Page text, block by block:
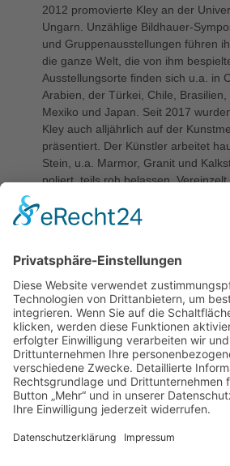
2012 promovierte Kley an der
Ungarn. Unzählige Bildhauer-
und Gruppenausstellungen führen
die ganze Welt, die von ihm
Ausstellungsorte finden sich u.a. in
Arabien, der Türkei, Chile, Brasilien,
Mexiko und Japan. Seit 2017
Kley auch alljährlich auf der
präsentiert. Der Künstler arbeitet
Stein, u.a. Marmor, Granit und
poliert, teils roh belassen.
sich auf architektonische
Eingang in sein Werk. Viele seiner
sich im öffentlichen Raum. Jo Kley
Kiel.
KATEGORIE
Freiplastik/-skulptur
STANDORT